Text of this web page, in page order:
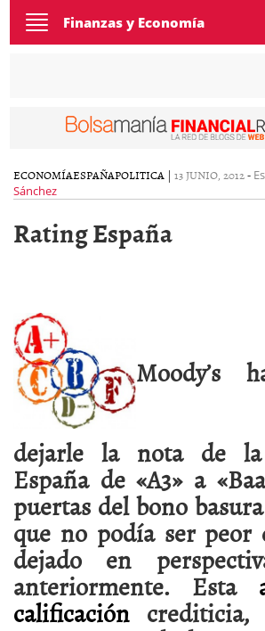
Toggle
navigation
Finanzas y Economía
ECONOMÍAESPAÑAPOLITICA | 13 JUNIO, 2012-
Sánchez
Rating España
Moody’s
dejarle la nota de
España de «A3» a
puertas del bono
que no podía ser peor
dejado en
anteriormente. Esta
calificación